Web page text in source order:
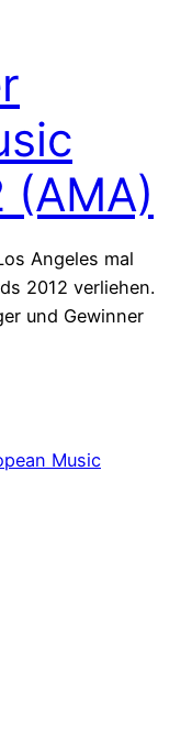
(AMA)
Angeles mal
2012 verliehen.
und Gewinner